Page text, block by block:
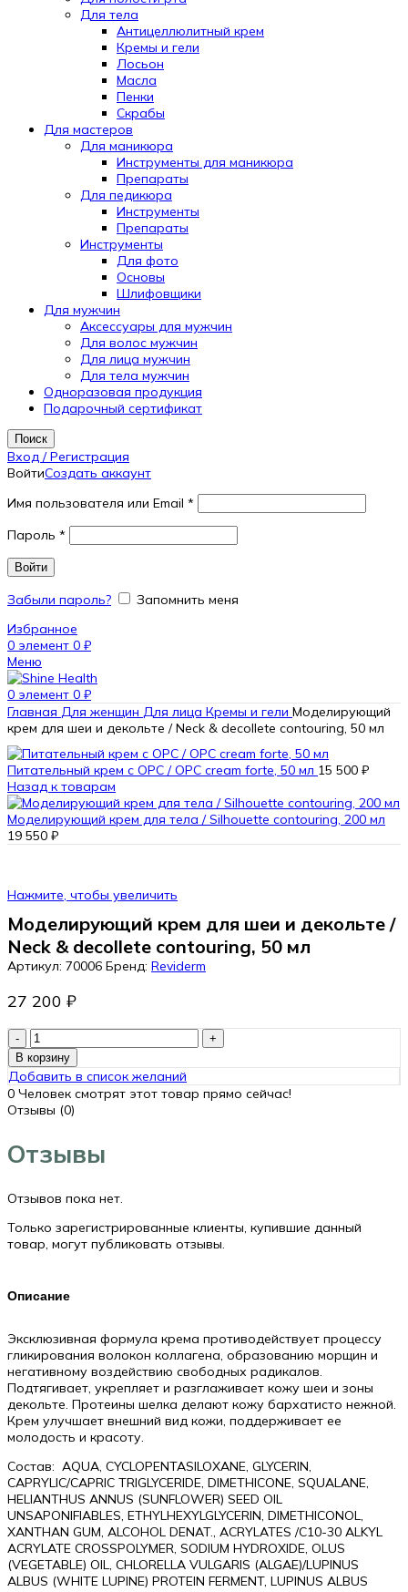
Для тела
Антицеллюлитный крем
Кремы и гели
Лосьон
Масла
Пенки
Скрабы
Для мастеров
Для маникюра
Инструменты для маникюра
Препараты
Для педикюра
Инструменты
Препараты
Инструменты
Для фото
Основы
Шлифовщики
Для мужчин
Аксессуары для мужчин
Для волос мужчин
Для лица мужчин
Для тела мужчин
Одноразовая продукция
Подарочный сертификат
Поиск
Вход / Регистрация
ВойтиСоздать аккаунт
Имя пользователя или Email *
Пароль *
Войти
Забыли пароль?
Запомнить меня
Избранное
0 элемент 0 ₽
Меню
0 элемент 0 ₽
Главная Для женщин Для лица Кремы и гели Моделирующий
крем для шеи и декольте / Neck & decollete contouring, 50 мл
Питательный крем с OPC / OPC cream forte, 50 мл 15 500 ₽
Назад к товарам
Моделирующий крем для тела / Silhouette contouring, 200 мл
19 550 ₽
Нажмите, чтобы увеличить
Моделирующий крем для шеи и декольте /
Neck & decollete contouring, 50 мл
Артикул: 70006 Бренд: Reviderm
27 200 ₽
Количество
товара
Моделирующий
крем
для
шеи
декольте
/
&
contouring,
50
В корзину
Добавить в список желаний
0 Человек смотрят этот товар прямо сейчас!
Отзывы (0)
Отзывы
Отзывов пока нет.
Только зарегистрированные клиенты, купившие данный
товар, могут публиковать отзывы.
Описание
Эксклюзивная формула крема противодействует процессу
гликирования волокон коллагена, образованию морщин и
негативному воздействию свободных радикалов.
Подтягивает, укрепляет и разглаживает кожу шеи и зоны
декольте. Протеины шелка делают кожу бархатисто нежной.
Крем улучшает внешний вид кожи, поддерживает ее
молодость и красоту.
Состав: AQUA, CYCLOPENTASILOXANE, GLYCERIN,
CAPRYLIC/CAPRIC TRIGLYCERIDE, DIMETHICONE, SQUALANE,
HELIANTHUS ANNUS (SUNFLOWER) SEED OIL
UNSAPONIFIABLES, ETHYLHEXYLGLYCERIN, DIMETHICONOL,
XANTHAN GUM, ALCOHOL DENAT., ACRYLATES /C10-30 ALKYL
ACRYLATE CROSSPOLYMER, SODIUM HYDROXIDE, OLUS
(VEGETABLE) OIL, CHLORELLA VULGARIS (ALGAE)/LUPINUS
ALBUS (WHITE LUPINE) PROTEIN FERMENT, LUPINUS ALBUS